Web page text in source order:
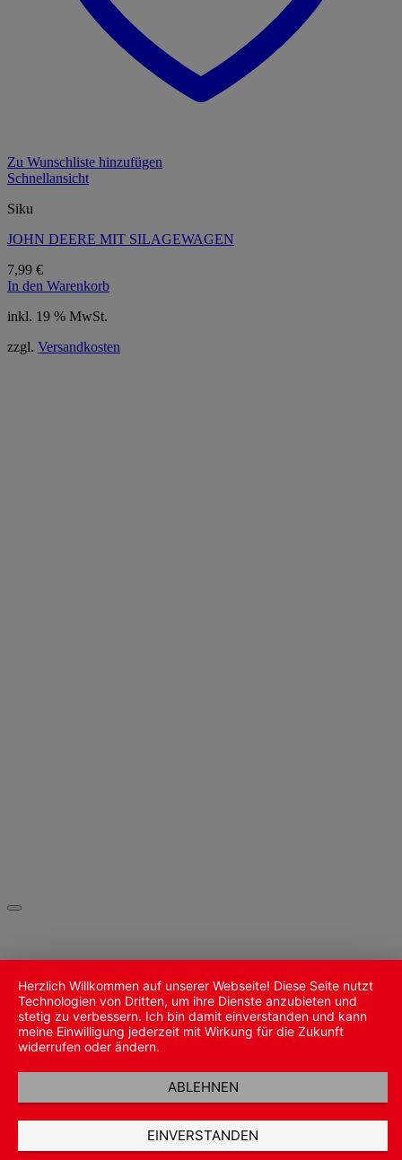
Zu Wunschliste hinzufügen
Schnellansicht
Siku
JOHN DEERE MIT SILAGEWAGEN
7,99 €
In den Warenkorb
inkl. 19 % MwSt.
zzgl. Versandkosten
Herzlich Willkommen auf unserer Webseite! Diese Seite nutzt
Technologien von Dritten, um ihre Dienste anzubieten und
stetig zu verbessern. Ich bin damit einverstanden und kann
meine Einwilligung jederzeit mit Wirkung für die Zukunft
widerrufen oder ändern.
ABLEHNEN
EINVERSTANDEN